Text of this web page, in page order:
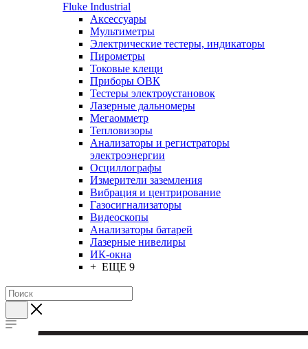
Fluke Industrial
Аксессуары
Мультиметры
Электрические тестеры, индикаторы
Пирометры
Токовые клещи
Приборы ОВК
Тестеры электроустановок
Лазерные дальномеры
Мегаомметр
Тепловизоры
Анализаторы и регистраторы
электроэнергии
Осциллографы
Измерители заземления
Вибрация и центрирование
Газосигнализаторы
Видеоскопы
Анализаторы батарей
Лазерные нивелиры
ИК-окна
+ ЕЩЕ 9